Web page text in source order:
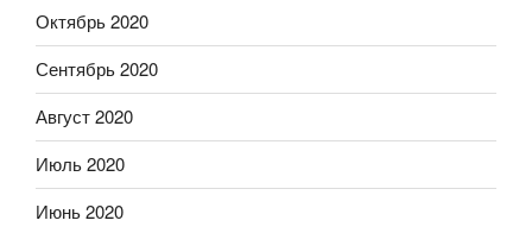
Октябрь 2020
Сентябрь 2020
Август 2020
Июль 2020
Июнь 2020